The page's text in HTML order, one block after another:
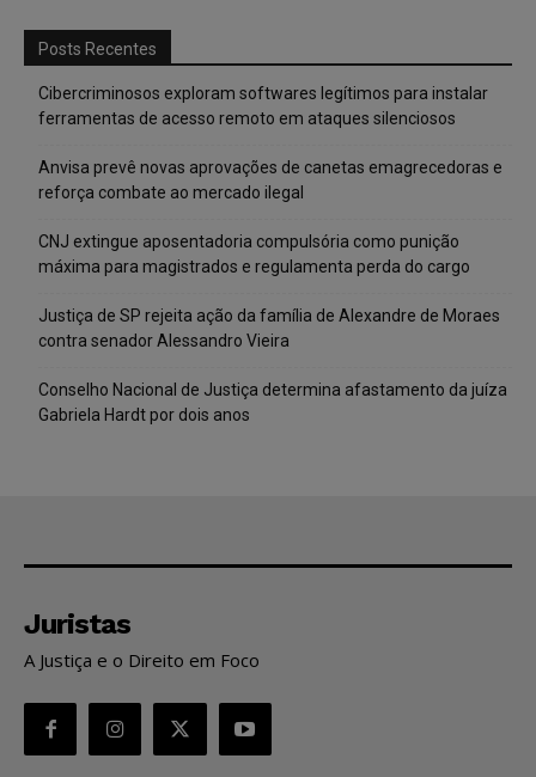
Posts Recentes
Cibercriminosos exploram softwares legítimos para instalar
ferramentas de acesso remoto em ataques silenciosos
Anvisa prevê novas aprovações de canetas emagrecedoras e
reforça combate ao mercado ilegal
CNJ extingue aposentadoria compulsória como punição
máxima para magistrados e regulamenta perda do cargo
Justiça de SP rejeita ação da família de Alexandre de Moraes
contra senador Alessandro Vieira
Conselho Nacional de Justiça determina afastamento da juíza
Gabriela Hardt por dois anos
Juristas
A Justiça e o Direito em Foco